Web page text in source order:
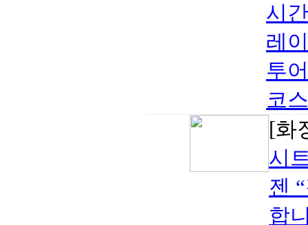
시
레
투
코
[화
시
젠
합